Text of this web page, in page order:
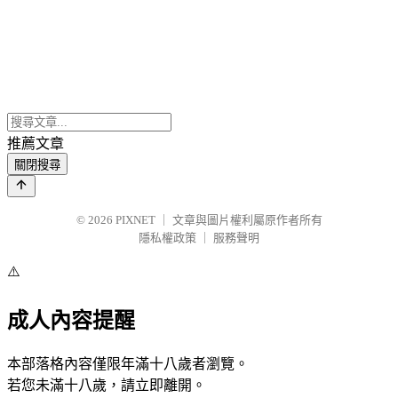
推薦文章
關閉搜尋
© 2026 PIXNET
文章與圖片權利屬原作者所有
隱私權政策
服務聲明
⚠️
成人內容提醒
本部落格內容僅限年滿十八歲者瀏覽。
若您未滿十八歲，請立即離開。